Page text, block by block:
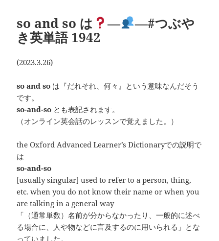
so and so は ―
―#つぶや
き英単語 1942
(2023.3.26)
so and so は『だれそれ、何々』という意味なんだそう
です。
so-and-so とも表記されます。
（オンライン英会話のレッスンで覚えました。）
the Oxford Advanced Learner’s Dictionaryでの説明で
は
so-and-so
[usually singular] used to refer to a person, thing,
etc. when you do not know their name or when you
are talking in a general way
「（通常単数）名前が分からなかったり、一般的に述べ
る場合に、人や物などに言及するのに用いられる」とな
っていました。